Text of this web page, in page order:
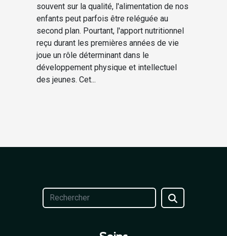
souvent sur la qualité, l'alimentation de nos
enfants peut parfois être reléguée au
second plan. Pourtant, l'apport nutritionnel
reçu durant les premières années de vie
joue un rôle déterminant dans le
développement physique et intellectuel
des jeunes. Cet...